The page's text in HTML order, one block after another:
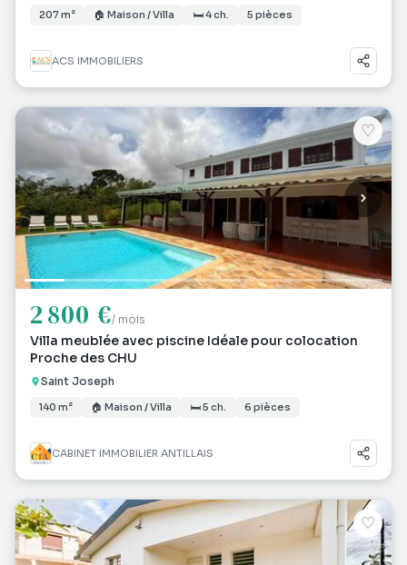
207 m² 🏠 Maison / Villa 🛏 4 ch. 5 pièces
ACS IMMOBILIERS
♡
2 800 €/ mois
Villa meublée avec piscine Idéale pour colocation
Proche des CHU
Saint Joseph
140 m² 🏠 Maison / Villa 🛏 5 ch. 6 pièces
CABINET IMMOBILIER ANTILLAIS
♡